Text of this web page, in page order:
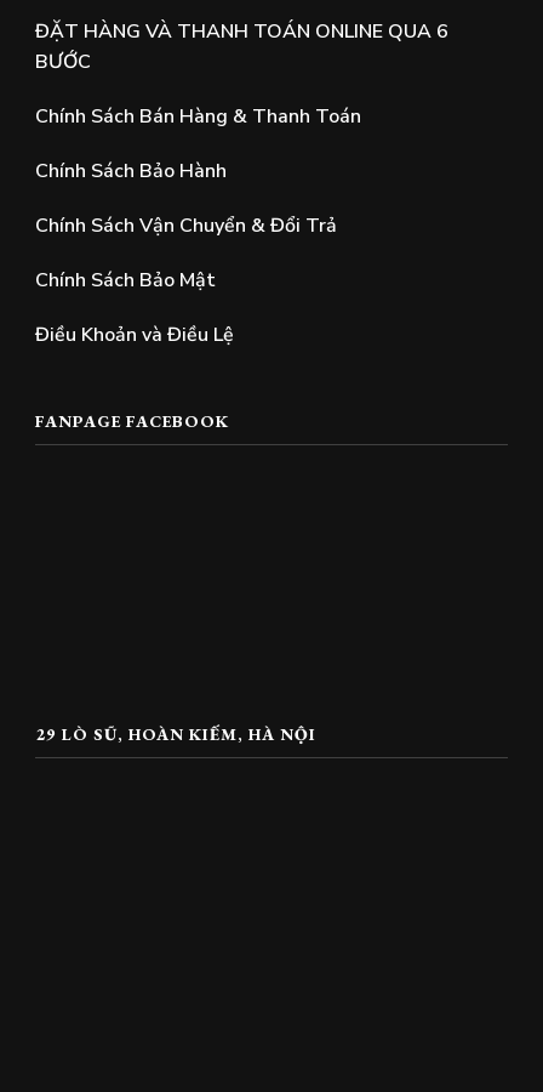
ĐẶT HÀNG VÀ THANH TOÁN ONLINE QUA 6
BƯỚC
Chính Sách Bán Hàng & Thanh Toán
Chính Sách Bảo Hành
Chính Sách Vận Chuyển & Đổi Trả
Chính Sách Bảo Mật
Điều Khoản và Điều Lệ
FANPAGE FACEBOOK
29 LÒ SŨ, HOÀN KIẾM, HÀ NỘI